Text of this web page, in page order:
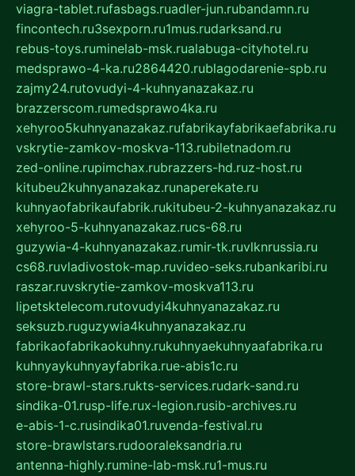
viagra-tablet.rufasbags.ruadler-jun.rubandamn.ru
fincontech.ru3sexporn.ru1mus.rudarksand.ru
rebus-toys.ruminelab-msk.rualabuga-cityhotel.ru
medsprawo-4-ka.ru2864420.rublagodarenie-spb.ru
zajmy24.rutovudyi-4-kuhnyanazakaz.ru
brazzerscom.rumedsprawo4ka.ru
xehyroo5kuhnyanazakaz.rufabrikayfabrikaefabrika.ru
vskrytie-zamkov-moskva-113.rubiletnadom.ru
zed-online.rupimchax.rubrazzers-hd.ruz-host.ru
kitubeu2kuhnyanazakaz.runaperekate.ru
kuhnyaofabrikaufabrik.rukitubeu-2-kuhnyanazakaz.ru
xehyroo-5-kuhnyanazakaz.rucs-68.ru
guzywia-4-kuhnyanazakaz.rumir-tk.ruvlknrussia.ru
cs68.ruvladivostok-map.ruvideo-seks.rubankaribi.ru
raszar.ruvskrytie-zamkov-moskva113.ru
lipetsktelecom.rutovudyi4kuhnyanazakaz.ru
seksuzb.ruguzywia4kuhnyanazakaz.ru
fabrikaofabrikaokuhny.rukuhnyaekuhnyaafabrika.ru
kuhnyaykuhnyayfabrika.rue-abis1c.ru
store-brawl-stars.rukts-services.rudark-sand.ru
sindika-01.rusp-life.rux-legion.rusib-archives.ru
e-abis-1-c.rusindika01.ruvenda-festival.ru
store-brawlstars.rudooraleksandria.ru
antenna-highly.rumine-lab-msk.ru1-mus.ru